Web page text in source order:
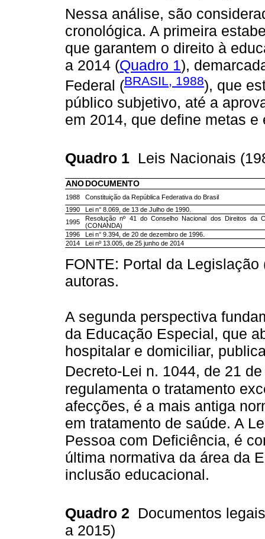
Nessa análise, são
cronológica. A primeira
que garantem o direito à
a 2014 (Quadro 1),
Federal (BRASIL, 1988), que
público subjetivo, até a
em 2014, que define metas
Quadro 1 Leis Nacionais
ANO DOCUMENTO
1988
Constituição da República Federativa do Brasil
1990
Lei n° 8.069, de 13 de Julho de 1990.
1995
Resolução nº 41 do Conselho Nacional dos Direitos da
(CONANDA)
1996
Lei n° 9.394, de 20 de dezembro de 1996.
2014
Lei nº 13.005, de 25 junho de 2014
FONTE: Portal da
autoras.
A segunda perspectiva
da Educação Especial, que
hospitalar e domiciliar,
Decreto-Lei n. 1044, de 21
regulamenta o tratamento
afecções, é a mais antiga
em tratamento de saúde. A
Pessoa com Deficiência, é
última normativa da área da
inclusão educacional.
Quadro 2 Documentos
a 2015)